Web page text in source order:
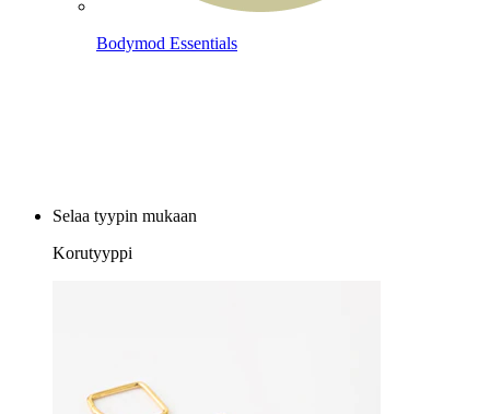
Bodymod Essentials
Selaa tyypin mukaan
Korutyyppi